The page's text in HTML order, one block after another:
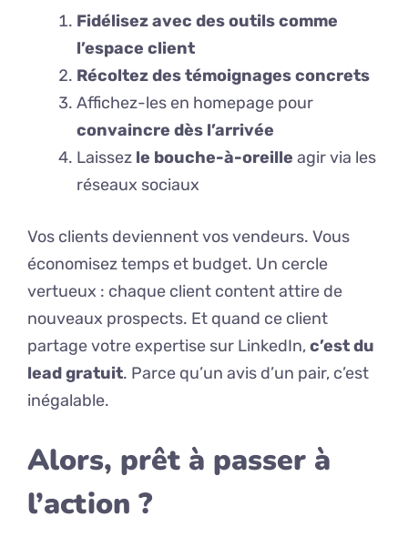
Fidélisez avec des outils comme
l’espace client
Récoltez des témoignages concrets
Affichez-les en homepage pour
convaincre dès l’arrivée
Laissez le bouche-à-oreille agir via les
réseaux sociaux
Vos clients deviennent vos vendeurs. Vous
économisez temps et budget. Un cercle
vertueux : chaque client content attire de
nouveaux prospects. Et quand ce client
partage votre expertise sur LinkedIn,c’est du
lead gratuit. Parce qu’un avis d’un pair, c’est
inégalable.
Alors, prêt à passer à
l’action ?